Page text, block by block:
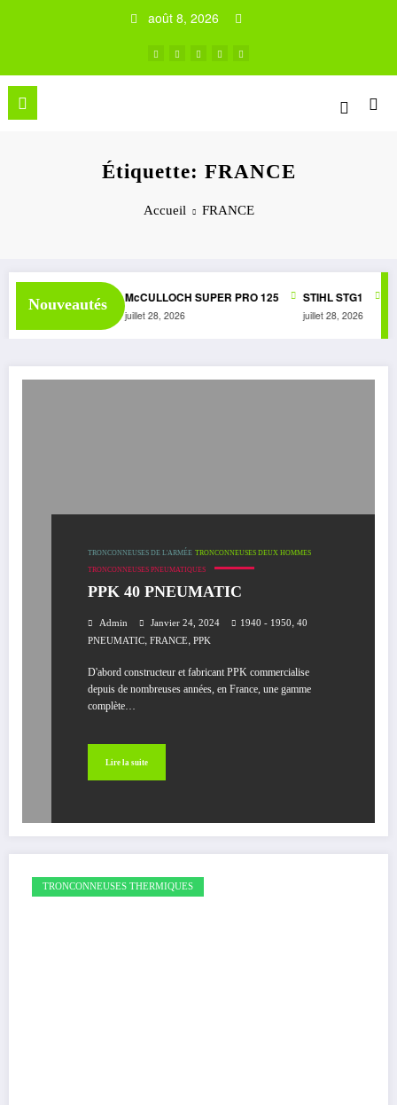
août 8, 2026
Étiquette: FRANCE
Accueil FRANCE
Nouveautés
AUTOMATIC McCULLOCH SUPER PRO 125
juillet 28, 2026
STIHL STG1
juillet 28, 2026
TRONCONNEUSES DE L'ARMÉE TRONCONNEUSES DEUX HOMMES
TRONCONNEUSES PNEUMATIQUES
PPK 40 PNEUMATIC
Admin Janvier 24, 2024 1940 - 1950, 40
PNEUMATIC, FRANCE, PPK
D'abord constructeur et fabricant PPK commercialise
depuis de nombreuses années, en France, une gamme
complète…
Lire la suite
TRONCONNEUSES THERMIQUES